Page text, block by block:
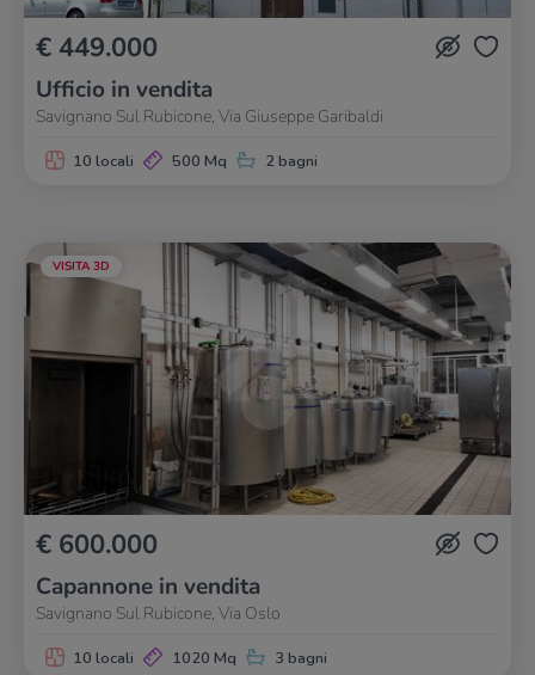
€ 449.000
Ufficio in vendita
Savignano Sul Rubicone, Via Giuseppe Garibaldi
10 locali 500 Mq 2 bagni
VISITA 3D
€ 600.000
Capannone in vendita
Savignano Sul Rubicone, Via Oslo
10 locali 1020 Mq 3 bagni